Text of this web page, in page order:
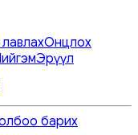
Онцлох
Эрүүл
барих